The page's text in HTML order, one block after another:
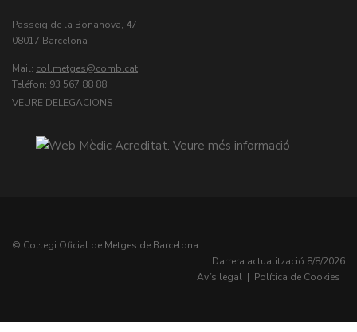
Passeig de la Bonanova, 47
08017 Barcelona
Mail: col.metges
Teléfon: 93 567 88 88
VEURE DELEGACIONS
© Col·legi Oficial de Metges de Barcelona
Darrera actualització:8/8/2026
Avís legal | Política de Cookies